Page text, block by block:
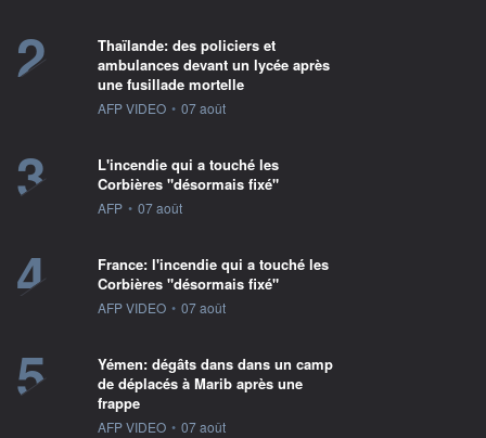
2
Thaïlande: des policiers et
ambulances devant un lycée après
une fusillade mortelle
information fournie par
AFP VIDEO • 07 août
3
L'incendie qui a touché les
Corbières "désormais fixé"
information fournie par
AFP • 07 août
4
France: l'incendie qui a touché les
Corbières "désormais fixé"
information fournie par
AFP VIDEO • 07 août
5
Yémen: dégâts dans dans un camp
de déplacés à Marib après une
frappe
information fournie par
AFP VIDEO • 07 août